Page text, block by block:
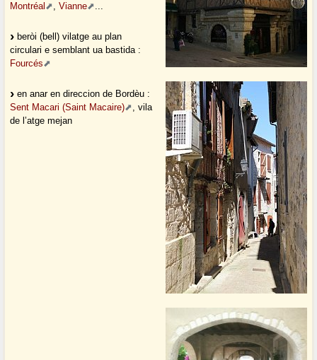
Montréal
,Vianne ...
beròi (bell) vilatge au plan
circulari e semblant ua bastida :
Fourcés
en anar en direccion de Bordèu :
Sent Macari (Saint Macaire)
, vila
de l’atge mejan